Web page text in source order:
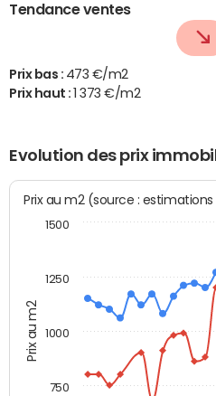
Tendance ventes
Prix bas : 473 €/m2
Prix haut :
1 373 €/m2
Evolution des prix
Prix au m2
Prix au m2 (source :
1000
750
1250
1500